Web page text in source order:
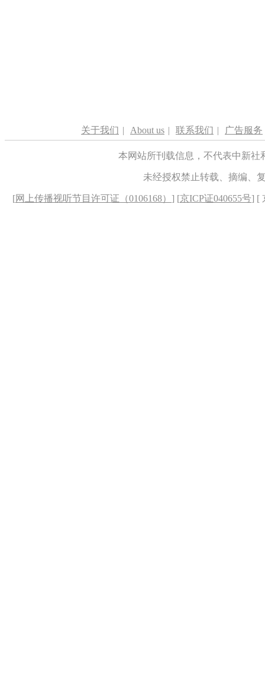
关于我们 | About us | 联系我们 | 广告服务
本网站所刊载信息，不代表中新
未经授权禁止转载、摘编、
[网上传播视听节目许可证（0106168） ] [京ICP证040655号] [